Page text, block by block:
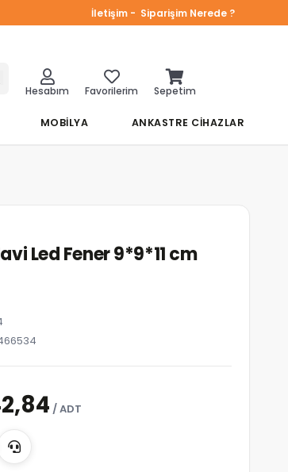
İletişim - Siparişim Nerede ?
Hesabım Favorilerim Sepetim
MOBİLYA ANKASTRE CİHAZLAR
Led Fener 9*9*11 cm
/ ADT